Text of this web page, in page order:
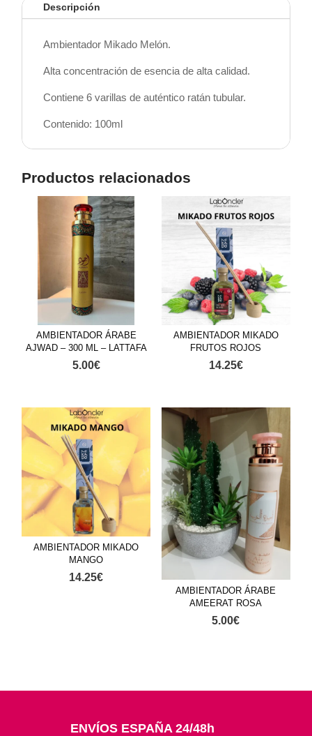
Descripción
Ambientador Mikado Melón.
Alta concentración de esencia de alta calidad.
Contiene 6 varillas de auténtico ratán tubular.
Contenido: 100ml
Productos relacionados
AMBIENTADOR ÁRABE
AJWAD – 300 ML – LATTAFA
5.00€
AMBIENTADOR MIKADO
FRUTOS ROJOS
14.25€
AMBIENTADOR MIKADO
MANGO
14.25€
AMBIENTADOR ÁRABE
AMEERAT ROSA
5.00€
ENVÍOS ESPAÑA 24/48h